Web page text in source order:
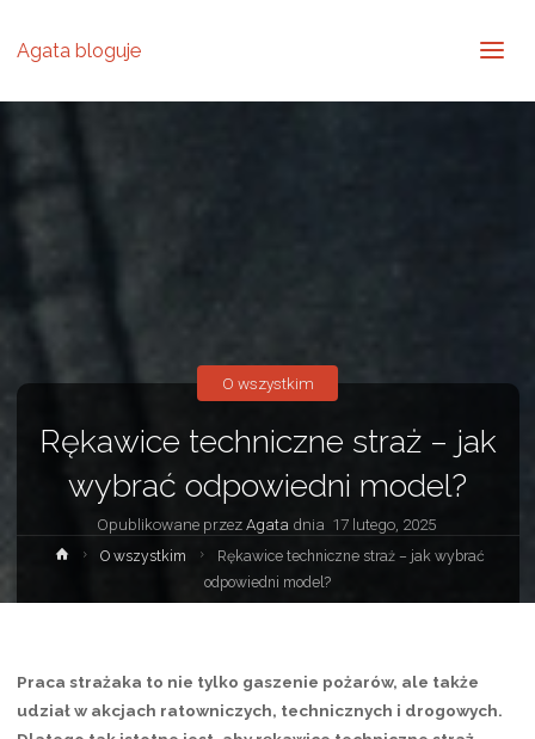
Agata bloguje
Rękawice techniczne straż – jak
wybrać odpowiedni model?
Opublikowane przezAgata dnia 17 lutego, 2025
O wszystkim
StronaO wszystkim
Rękawice techniczne straż – jak wybrać
odpowiedni model?
Praca strażaka to nie tylko gaszenie pożarów, ale także
udział w akcjach ratowniczych, technicznych i drogowych.